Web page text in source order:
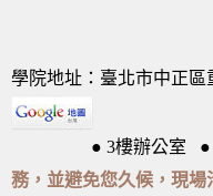
學院地址：臺北市中正區
● 3樓辦公室 ● 4
務，並避免您久候，現場